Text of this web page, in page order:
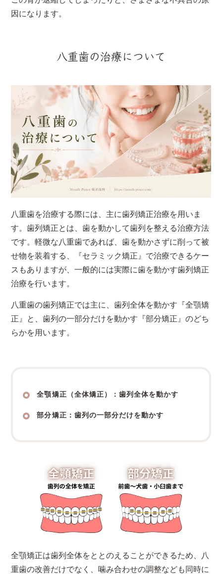
因になります。
八重歯の治療について
八重歯を治療する際には、主に歯列矯正治療を用いま
す。歯列矯正とは、歯を動かして歯列を整える治療方法
です。軽微な八重歯であれば、歯を動かさずに削って被
せ物を装着する、『セラミック矯正』で治療できるケー
スもありますが、一般的には実際に歯を動かす歯列矯正
治療を行います。
八重歯の歯列矯正では主に、歯列全体を動かす『全顎矯
正』と、歯列の一部分だけを動かす『部分矯正』のどち
らかを用います。
全顎矯正（全体矯正）：歯列全体を動かす
部分矯正：歯列の一部分だけを動かす
全顎矯正は歯列全体をととのえることができるため、八
重歯の改善だけでなく、噛み合わせの調整なども同時に